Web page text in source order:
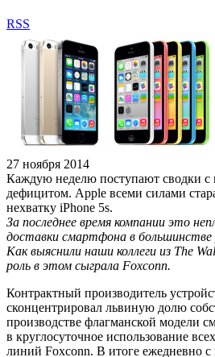
RSS
27 ноября 2014
Каждую неделю поступают сводки с
дефицитом. Apple всеми силами
нехватку iPhone 5s.
За последнее время компании это
доставки смартфона в большинстве
Как выяснили наши коллеги из The
роль в этом сыграла Foxconn.
Контрактный производитель
сконцентрировал львиную долю
производстве флагманской модели
в круглосуточное использование
линий Foxconn. В итоге ежедневно с